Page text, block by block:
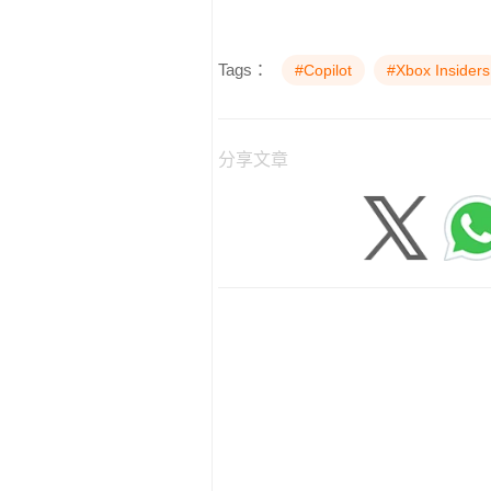
Tags： #Copilot #Xbox Insiders
分享文章